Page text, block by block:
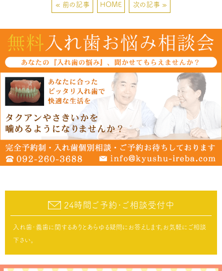
« 前の記事 HOME 次の記事 »
24時間ご予約･ご相談受付中
入れ歯･義歯に関するありとあらゆる疑問にお答えします。お気軽にご相談
下さい。